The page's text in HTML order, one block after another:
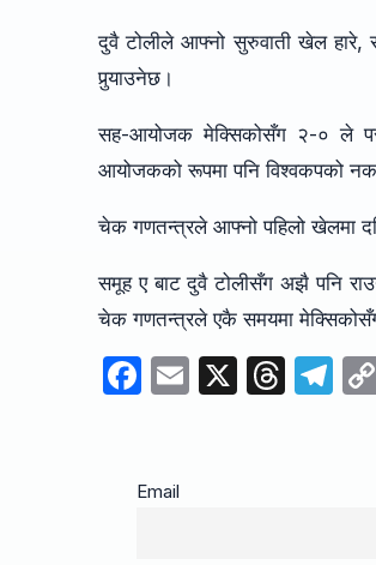
दुवै टोलीले आफ्नो सुरुवाती खेल हारे,
पुर्‍याउनेछ।
सह-आयोजक मेक्सिकोसँग २-० ले
आयोजकको रूपमा पनि विश्वकपको
चेक गणतन्त्रले आफ्नो पहिलो खेलमा
समूह ए बाट दुवै टोलीसँग अझै पनि
चेक गणतन्त्रले एकै समयमा
F
e
E
X
T
T
Email